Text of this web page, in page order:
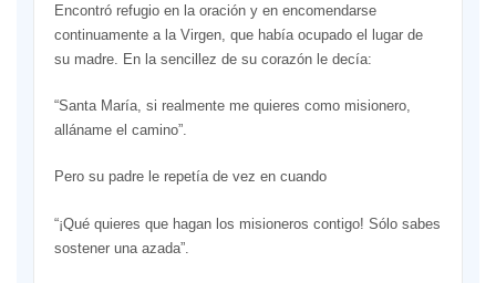
Encontró refugio en la oración y en encomendarse
continuamente a la Virgen, que había ocupado el lugar de
su madre. En la sencillez de su corazón le decía:
“Santa María, si realmente me quieres como misionero,
alláname el camino”.
Pero su padre le repetía de vez en cuando
“¡Qué quieres que hagan los misioneros contigo! Sólo sabes
sostener una azada”.